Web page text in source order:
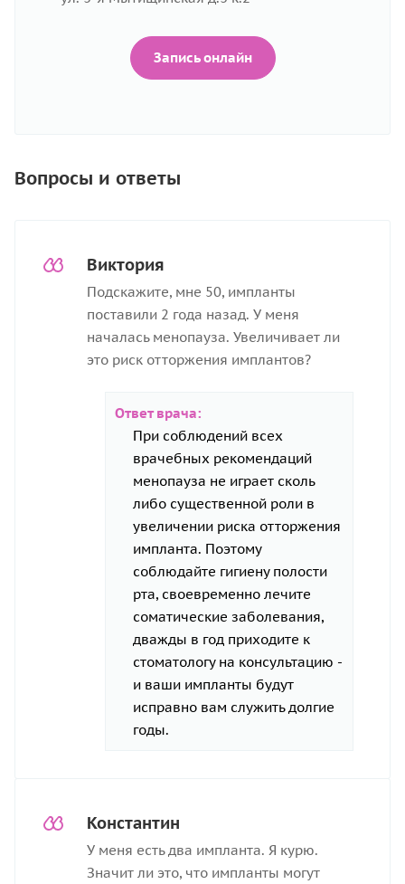
Запись онлайн
Вопросы и ответы
Виктория
Подскажите, мне 50, импланты
поставили 2 года назад. У меня
началась менопауза. Увеличивает ли
это риск отторжения имплантов?
Ответ врача:
При соблюдений всех
врачебных рекомендаций
менопауза не играет сколь
либо существенной роли в
увеличении риска отторжения
импланта. Поэтому
соблюдайте гигиену полости
рта, своевременно лечите
соматические заболевания,
дважды в год приходите к
стоматологу на консультацию -
и ваши импланты будут
исправно вам служить долгие
годы.
Константин
У меня есть два импланта. Я курю.
Значит ли это, что импланты могут